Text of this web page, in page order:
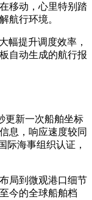
移动，心里特别踏
航行环境。
幅提升调度效率，
自动生成的航行报
更新一次船舶坐标
息，响应速度较同
际海事组织认证，
局到微观港口细节
今的全球船舶档